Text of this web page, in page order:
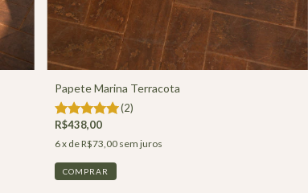
Papete Marina Terracota
(2)
R$438,00
6x deR$73,00 sem juros
COMPRAR